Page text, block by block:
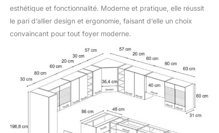
esthétique et fonctionnalité. Moderne et pratique, elle réussit
le pari d’allier design et ergonomie, faisant d’elle un choix
convaincant pour tout foyer moderne.